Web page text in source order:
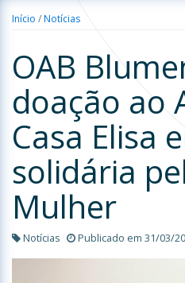
Início /Notícias
OAB
doação ao
Casa Elisa
solidária
Mulher
Notícias Publicado em 31/03/